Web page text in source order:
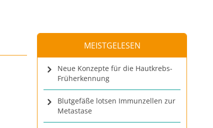
MEISTGELESEN
Neue Konzepte für die Hautkrebs-
Früherkennung
Blutgefäße lotsen Immunzellen zur
Metastase